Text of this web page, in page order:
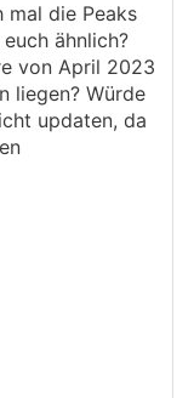
mal die Peaks
ähnlich?
von April 2023
liegen? Würde
updaten, da